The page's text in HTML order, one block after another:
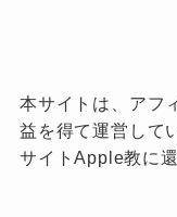
本サイトは、アフ
益を得て運営して
サイトApple教に